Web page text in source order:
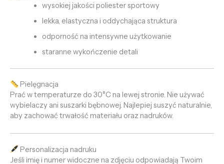
wysokiej jakości poliester sportowy
lekka, elastyczna i oddychająca struktura
odporność na intensywne użytkowanie
staranne wykończenie detali
Pielęgnacja
Prać w temperaturze do 30°C na lewej stronie. Nie używać
wybielaczy ani suszarki bębnowej. Najlepiej suszyć naturalnie,
aby zachować trwałość materiału oraz nadruków.
Personalizacja nadruku
Jeśli imię i numer widoczne na zdjęciu odpowiadają Twoim